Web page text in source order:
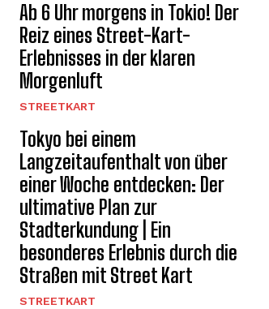
Ab 6 Uhr morgens in Tokio! Der
Reiz eines Street-Kart-
Erlebnisses in der klaren
Morgenluft
STREETKART
Tokyo bei einem
Langzeitaufenthalt von über
einer Woche entdecken: Der
ultimative Plan zur
Stadterkundung | Ein
besonderes Erlebnis durch die
Straßen mit Street Kart
STREETKART